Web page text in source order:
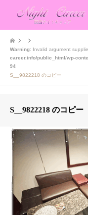
Warning: Invalid argument
career.info/public_html/wp-
94
S__9822218 のコピー
S__9822218 のコピー